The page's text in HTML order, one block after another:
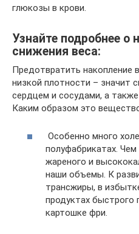
глюкозы в крови.
Узнайте подробнее о
снижения веса:
Предотвратить накопление
низкой плотности – значит
сердцем и сосудами, а
Каким образом это
Особенно много
полуфабрикатах.
жареного и
наши объемы. К
трансжиры, в
продуктах быстрого
картошке фри.